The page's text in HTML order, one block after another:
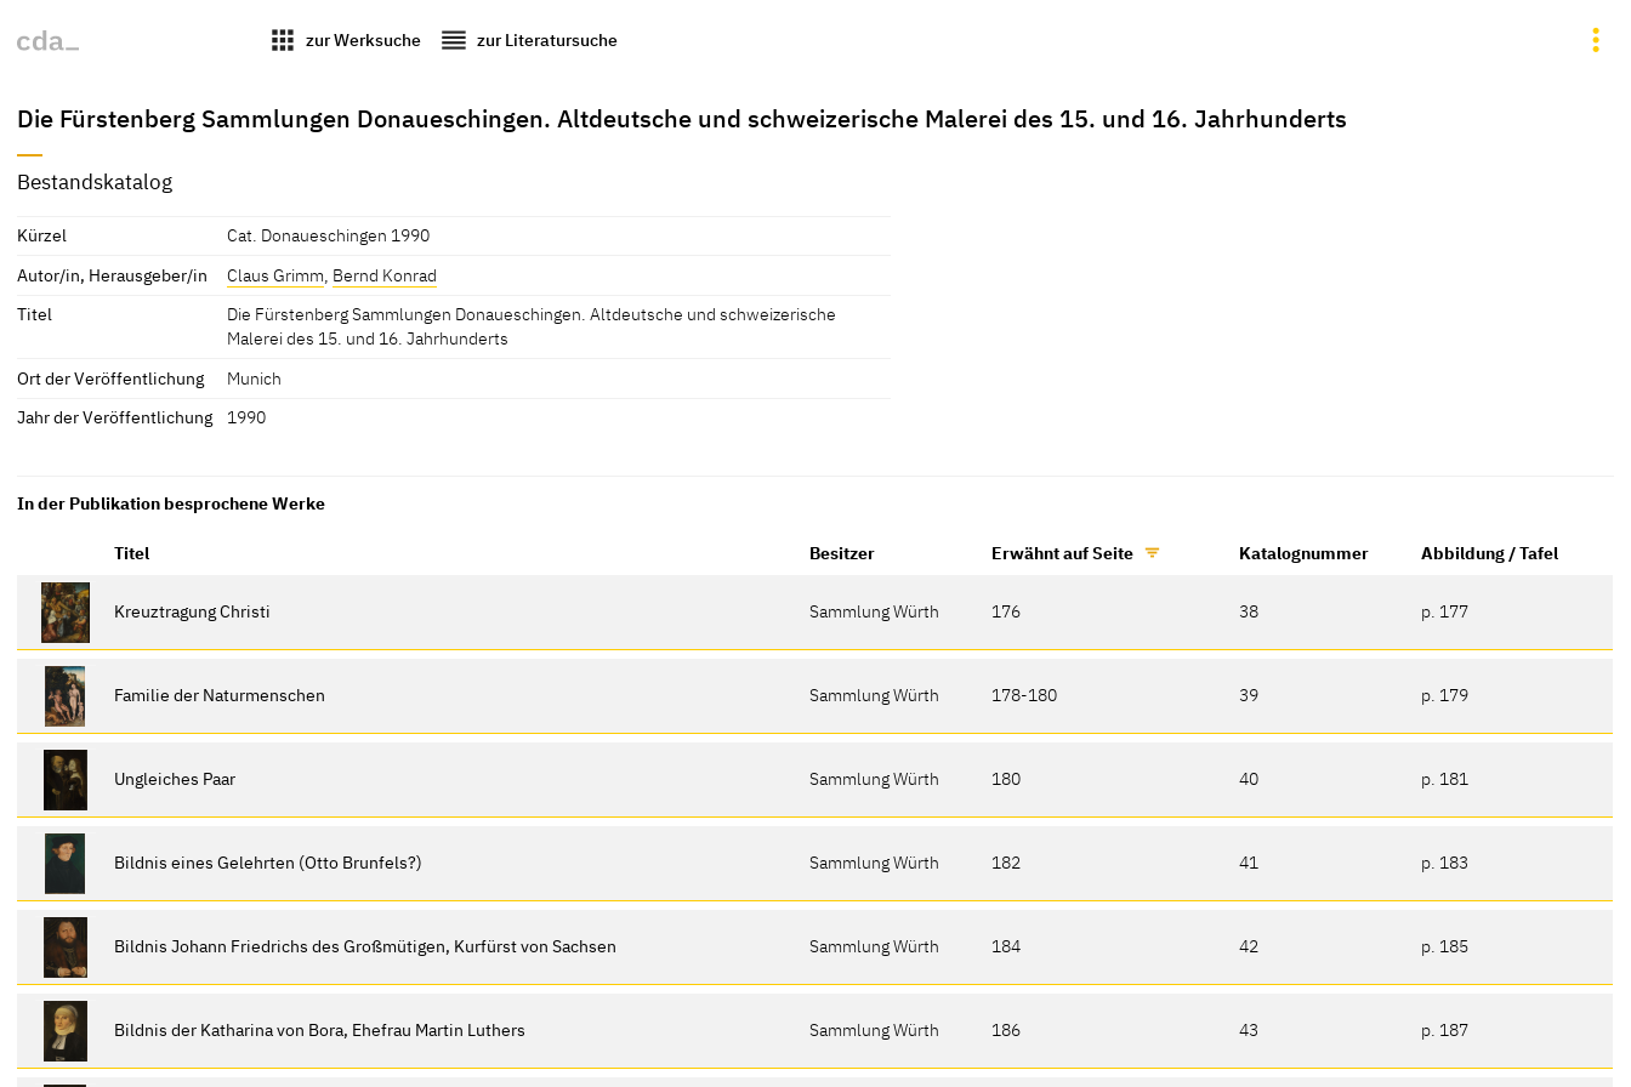
apps zur Werksuche reorder zur Literatursuche
Die Fürstenberg Sammlungen Donaueschingen. Altdeutsche und schweizerische Malerei des 15. und 16. Jahrhunderts
Bestandskatalog
Kürzel
Cat. Donaueschingen 1990
Autor/in, Herausgeber/in
Claus Grimm, Bernd Konrad
Titel
Die Fürstenberg Sammlungen Donaueschingen. Altdeutsche und schweizerische
Malerei des 15. und 16. Jahrhunderts
Ort der Veröffentlichung
Munich
Jahr der Veröffentlichung
1990
In der Publikation besprochene Werke
Titel Besitzer Erwähnt auf Seite Katalognummer Abbildung / Tafel
Kreuztragung Christi Sammlung Würth 176 38 p. 177
Familie der Naturmenschen Sammlung Würth 178-180 39 p. 179
Ungleiches Paar Sammlung Würth 180 40 p. 181
Bildnis eines Gelehrten (Otto Brunfels?) Sammlung Würth 182 41 p. 183
Bildnis Johann Friedrichs des Großmütigen, Kurfürst von Sachsen Sammlung Würth 184 42 p. 185
Bildnis der Katharina von Bora, Ehefrau Martin Luthers Sammlung Würth 186 43 p. 187